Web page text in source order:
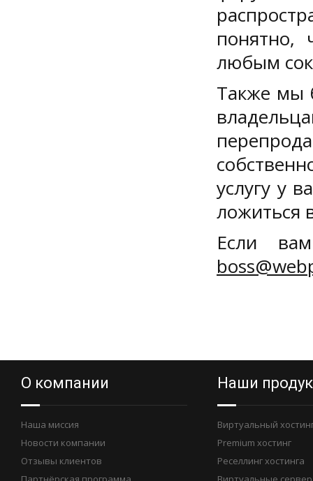
понятно,
любым
Также мы
услугу у
ложиться
Если
О компании
Наша миссия
Новости компании
Отзывы клиентов
Наши
Виртуальный
Premium хостинг
Реселлинг хостинга